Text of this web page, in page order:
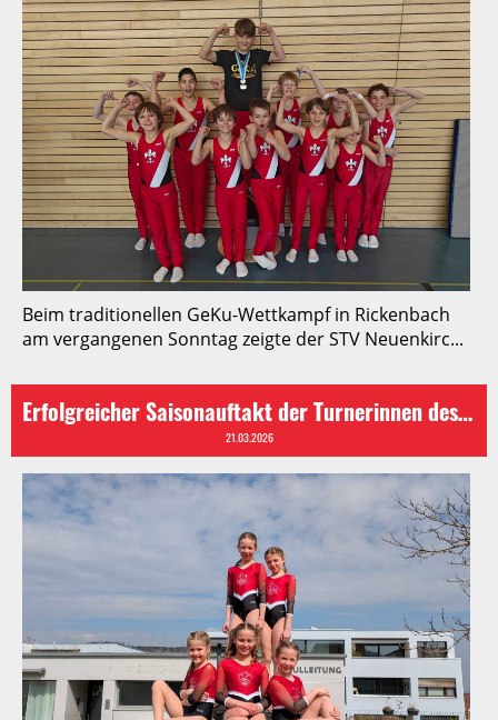
Beim traditionellen GeKu-Wettkampf in Rickenbach
am vergangenen Sonntag zeigte der STV Neuenkirc...
Erfolgreicher Saisonauftakt der Turnerinnen des STV Neuenkirch
21.03.2026